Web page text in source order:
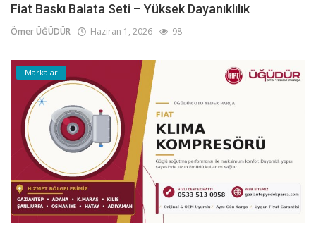
Fiat Baskı Balata Seti – Yüksek Dayanıklılık
Ömer ÜĞÜDÜR Haziran 1, 2026 98
Markalar